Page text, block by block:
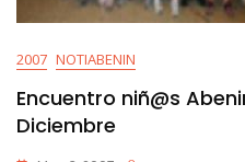
2007 NOTIABENIN
Encuentro niñ@s
Diciembre